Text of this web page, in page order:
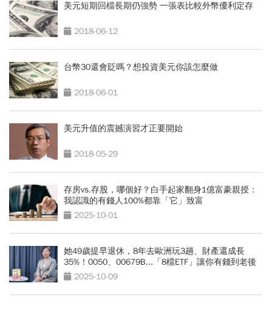
美元短期回檔長期仍強勢 一張表比較外幣優利定存
2018-06-12
台幣30還會貶嗎？想投資美元你該怎麼做
2018-06-01
美元升值的震撼演習才正要開始
2018-05-29
存房vs.存股，哪個好？白手起家翻身1億富豪親授：
我認識的有錢人100%都靠「它」致富
2025-10-01
她49歲提早退休，8年去歐洲玩3趟、財產還成長
35%！0050、00679B...「8檔ETF」讓你有錢到老後
2025-10-09